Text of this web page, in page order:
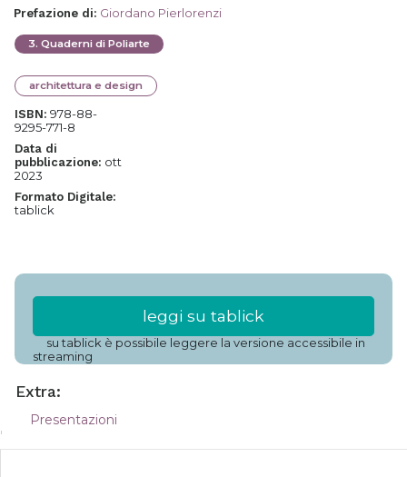
Prefazione di: Giordano Pierlorenzi
3. Quaderni di Poliarte
architettura e design
ISBN: 978-88-
9295-771-8
Data di
pubblicazione: ott
2023
Formato Digitale:
tablick
leggi su tablick
su tablick è possibile leggere la versione accessibile in
streaming
Extra:
Presentazioni